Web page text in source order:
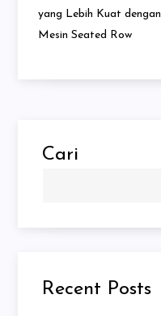
pos
yang Lebih Kuat dengan
Mesin Seated Row
Cari
Recent Posts